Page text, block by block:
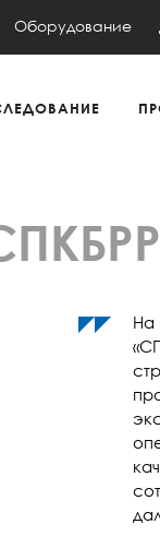
Оборудование
На